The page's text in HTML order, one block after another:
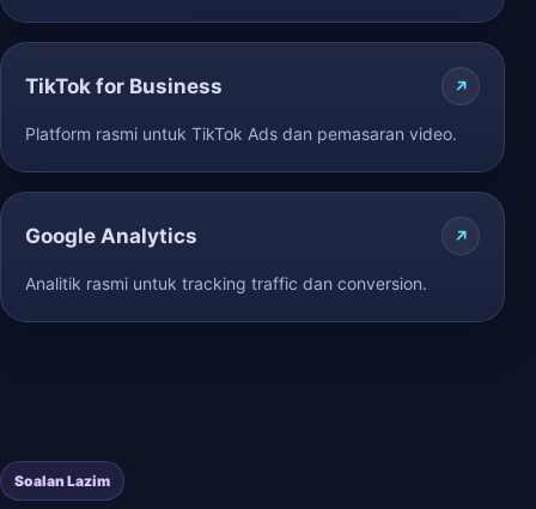
TikTok for Business
Platform rasmi untuk TikTok Ads dan pemasaran video.
Google Analytics
Analitik rasmi untuk tracking traffic dan conversion.
Soalan Lazim